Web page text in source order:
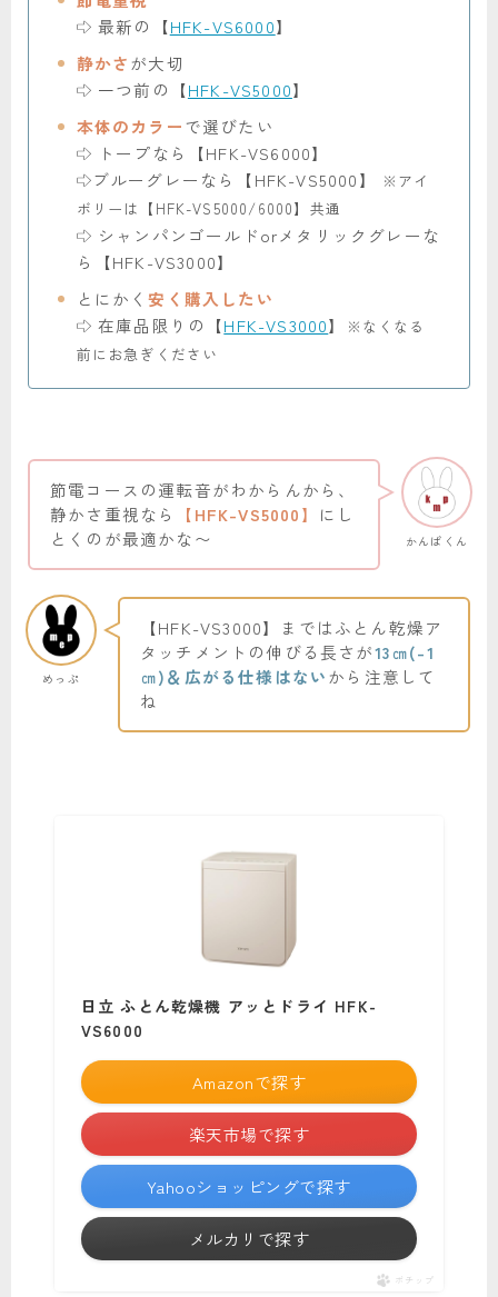
最新の【HFK-VS6000】
静かさ が大切
一つ前の【HFK-VS5000】
本体のカラーで選びたい
トープなら【HFK-VS6000】
ブルーグレーなら【HFK-VS5000】
※アイ
ボリーは【HFK-VS5000/6000】共通
シャンパンゴールドorメタリックグレーな
ら【HFK-VS3000】
とにかく安く購入したい
在庫品限りの【HFK-VS3000】
※なくなる
前にお急ぎください
かんぱくん
節電コースの運転音がわからんから、
静かさ重視なら
【HFK-VS5000】
にし
とくのが最適かな〜
めっぷ
【HFK-VS3000】まではふとん乾燥ア
タッチメントの伸びる長さが13㎝(-1
㎝)＆広がる仕様はないから注意して
ね
日立 ふとん乾燥機 アッとドライ HFK-
VS6000
Amazonで探す
楽天市場で探す
Yahooショッピングで探す
メルカリで探す
ポチップ